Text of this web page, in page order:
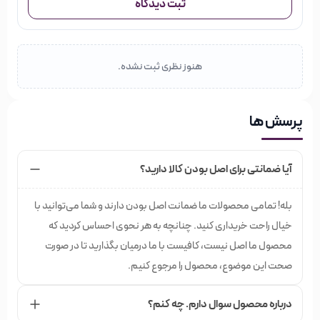
اند.هفته ای دوبار می‌توانید از ماسک مو بدون سولفات استفاده
کنید .اگه فکر می‌کنید موهایتان سالم می‌باشد،ماهی دو یا سه بار
کافی می‌باشد.
موهای نمدار به مدت نیم ساعت بگزارین.یا اول موها را رو با یک
شامپوی گیاهی بشویید ،سپس آب اضافه موهارا بگیرید وبه اندازه
کمی از ماسک مو‌بدون سولفات آغشته به موها کنید وبعد از نیم
برای مشاهده دیگر محصولات برند
Cortexکلیک
ثبت دیدگاه
هنوز نظری ثبت نشده.
پرسش ها
آیا ضمانتی برای اصل بودن کالا دارید؟
بله! تمامی محصولات ما ضمانت اصل بودن دارند و شما می‌توانید با
خیال راحت خریداری کنید. چنانچه به هر نحوی احساس کردید که
محصول ما اصل نیست، کافیست با ما درمیان بگذارید تا در صورت
صحت این موضوع، محصول را مرجوع کنیم.
درباره محصول سوال دارم. چه کنم؟